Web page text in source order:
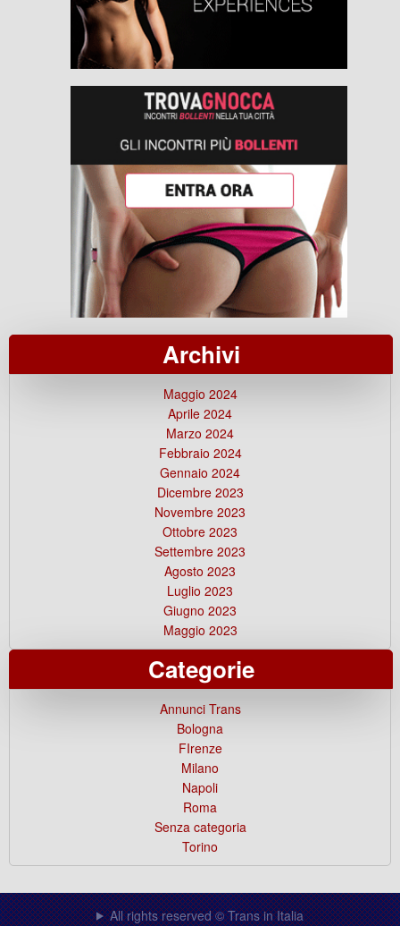
Archivi
Maggio 2024
Aprile 2024
Marzo 2024
Febbraio 2024
Gennaio 2024
Dicembre 2023
Novembre 2023
Ottobre 2023
Settembre 2023
Agosto 2023
Luglio 2023
Giugno 2023
Maggio 2023
Categorie
Annunci Trans
Bologna
FIrenze
Milano
Napoli
Roma
Senza categoria
Torino
All rights reserved © Trans in Italia